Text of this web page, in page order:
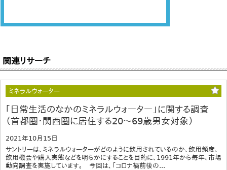
関連リサーチ
ミネラルウォーター
｢日常生活のなかのミネラルウォーター」に関する調査
（首都圏・関西圏に居住する20～69歳男女対象）
2021年10月15日
サントリーは、ミネラルウォーターがどのように飲用されているのか、飲用頻度、
飲用機会や購入実態などを明らかにすることを目的に、1991年から毎年、市場
動向調査を実施しています。 今回は、「コロナ禍前後の...